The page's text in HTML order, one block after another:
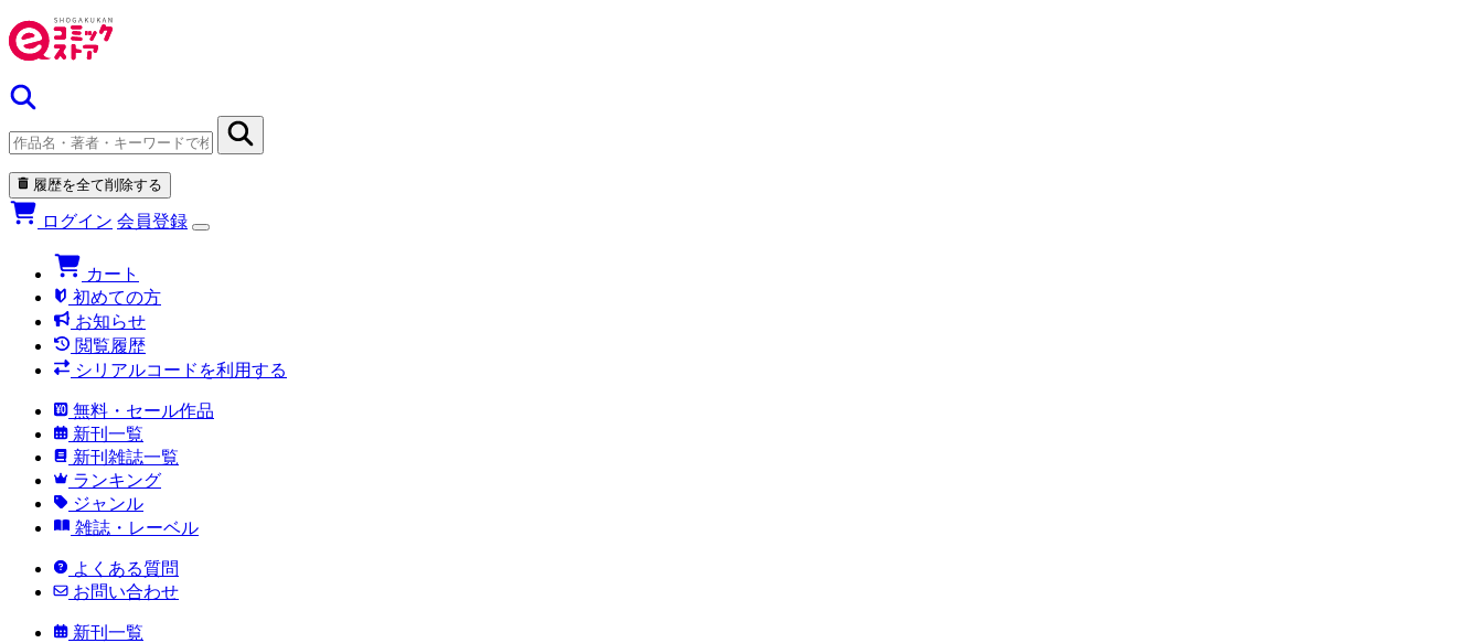
履歴を全て削除する
ログイン 会員登録
カート
初めての方
お知らせ
閲覧履歴
シリアルコードを利用する
無料・セール作品
新刊一覧
新刊雑誌一覧
ランキング
ジャンル
雑誌・レーベル
よくある質問
お問い合わせ
新刊一覧